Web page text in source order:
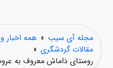
مجله آی سیب » همه اخبار
مقالات گردشگری »
روستای داماش معروف به